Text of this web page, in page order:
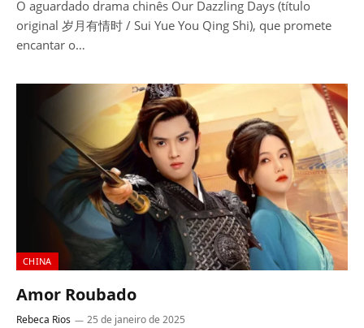
O aguardado drama chinês Our Dazzling Days (título
original 岁月有情时 / Sui Yue You Qing Shi), que promete
encantar o…
CHINA
Amor Roubado
Rebeca Rios 25 de janeiro de 2025